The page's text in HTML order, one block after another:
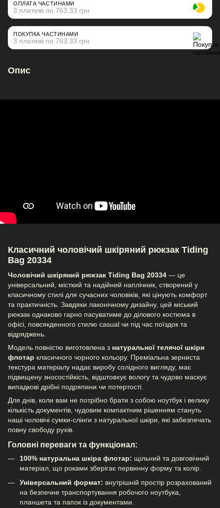
ОПЛАТА ЧАСТИНАМИ
3 платежі по 763.33 грн
ПОКУПКА ЧАСТИНАМИ
3 платежі по 763.33 грн
Опис
Класичний чоловічий шкіряний рюкзак Tiding
Bag 20334
Чоловічий шкіряний рюкзак Tiding Bag 20334 — це
універсальний, місткий та надійний наплічник, створений у
класичному стилі для сучасних чоловіків, які цінують комфорт
та практичність. Завдяки лаконічному дизайну, цей міський
рюкзак однаково гарно пасуватиме до ділового костюма в
офісі, повсякденного стилю casual чи під час поїздок та
відряджень.
Модель повністю виготовлена з натуральної телячої шкіри
флотар класичного чорного кольору. Преміальна зерниста
текстура матеріалу надає виробу солідного вигляду, має
підвищену зносостійкість, відштовхує вологу та чудово маскує
випадкові дрібні подряпини чи потертості.
Для днів, коли вам не потрібно брати з собою ноутбук і велику
кількість документів, чудовим компактним рішенням стануть
наші чоловічі сумки-слінги з натуральної шкіри, які забезпечать
повну свободу рухів.
Головні переваги та функціонал:
100% натуральна шкіра флотар: щільний та довговічний
матеріал, що роками зберігає первинну форму та колір.
Універсальний формат: внутрішній простір розрахований
на безпечне транспортування робочого ноутбука,
планшета та папок із документами.